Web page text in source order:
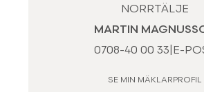
NORRTÄLJE
MARTIN
0708-40 00 33 E-
SE MIN MÄKLARPROFIL